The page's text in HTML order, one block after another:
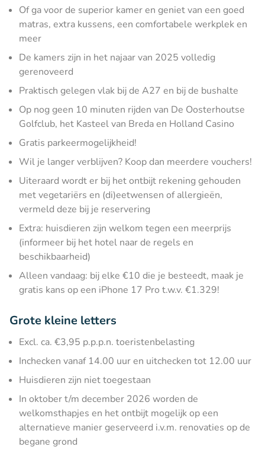
Of ga voor de superior kamer en geniet van een goed
matras, extra kussens, een comfortabele werkplek en
meer
De kamers zijn in het najaar van 2025 volledig
gerenoveerd
Praktisch gelegen vlak bij de A27 en bij de bushalte
Op nog geen 10 minuten rijden van De Oosterhoutse
Golfclub, het Kasteel van Breda en Holland Casino
Gratis parkeermogelijkheid!
Wil je langer verblijven? Koop dan meerdere vouchers!
Uiteraard wordt er bij het ontbijt rekening gehouden
met vegetariërs en (di)eetwensen of allergieën,
vermeld deze bij je reservering
Extra: huisdieren zijn welkom tegen een meerprijs
(informeer bij het hotel naar de regels en
beschikbaarheid)
Alleen vandaag: bij elke €10 die je besteedt, maak je
gratis kans op een iPhone 17 Pro t.w.v. €1.329!
Grote kleine letters
Excl. ca. €3,95 p.p.p.n. toeristenbelasting
Inchecken vanaf 14.00 uur en uitchecken tot 12.00 uur
Huisdieren zijn niet toegestaan
In oktober t/m december 2026 worden de
welkomsthapjes en het ontbijt mogelijk op een
alternatieve manier geserveerd i.v.m. renovaties op de
begane grond